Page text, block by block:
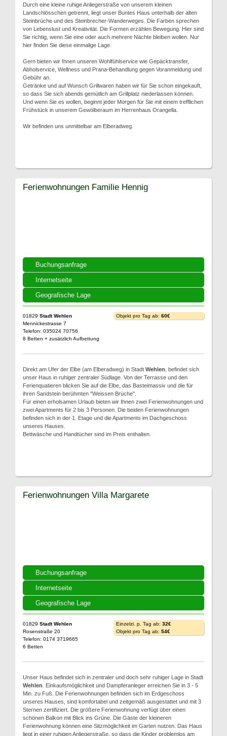
Durch eine kleine ruhige Anliegerstraße von unserem kleinen
Landschlösschen getrennt, liegt unser Buntes Haus unterhalb der alten
Steinbrüche und des Steinbrecher-Wanderweges. Die Farben sprechen
von Lebenslust und Kreativität. Die Formen erzählen Bewegung. Hier sind
Sie richtig, wenn Sie eine oder auch mehrere Nächte bleiben wollen. Nur
hier finden Sie diese einmalige Lage.
Gern bieten wir Ihnen unseren Wohlfühlservice wie Gepäcktransfer,
Abholservice, Wellness und Prana-Behandlung gegen Voranmeldung und
Gebühr an.
Getränke und auf Wunsch Grillwaren haben wir für Sie schon eingekauft,
so dass Sie sich abends gemütlich am Grillplatz niederlassen können.
Und wenn Sie es wollen, beginnt jeder Morgen für Sie mit einem trefflichen
Frühstück in unserem Gewölberaum im Herrenhaus Orangella.
Wir befinden uns unmittelbar am Elberadweg.
Buchungsanfrage
Internetseite
Geografische Lage
Ferienwohnungen Familie Hennig
01829 Stadt Wehlen
Mennickestrasse 7
Telefon: 035024 70756
8 Betten + zusätzlich Aufbettung
Objekt pro Tag ab: 60€
Direkt am Ufer der Elbe (am Elberadweg) in Stadt Wehlen , befindet sich
unser Haus in ruhiger zentraler Südlage. Von der Terrasse und den
Ferienquatieren blicken Sie auf die Elbe, das Basteimassiv und die für
ihren Sandstein berühmten "Weissen Brüche".
Für einen erholsamen Urlaub bieten wir Ihnen zwei Ferienwohnungen und
zwei Apartments für 2 bis 3 Personen. Die beiden Ferienwohnungen
befinden sich in der 1. Etage und die Apartments im Dachgeschoss
unseres Hauses.
Bettwäsche und Handtücher sind im Preis enthalten.
Buchungsanfrage
Internetseite
Geografische Lage
Ferienwohnungen Villa Margarete
01829 Stadt Wehlen
Rosenstraße 20
Telefon: 0174 3719665
6 Betten
Einzelzi. p. Tag ab: 32€
Objekt pro Tag ab: 54€
Unser Haus befindet sich in zentraler und doch sehr ruhiger Lage in Stadt
Wehlen . Einkaufsmöglichkeit und Dampferanleger erreichen Sie in 3 - 5
Min. zu Fuß. Die Ferienwohnungen befinden sich im Erdgeschoss
unseres Hauses, sind komfortabel und zeitgemäß ausgestattet und mit 3
Sternen zertifiziert. Die größere Ferienwohnung verfügt über einen
schönen Balkon mit Blick ins Grüne. Die Gäste der kleineren
Ferienwohnung können eine Sitzmöglichkeit im Garten nutzen. Das Haus
liegt in einer ruhigen Anliegerstraße, so dass die Kinder problemlos am